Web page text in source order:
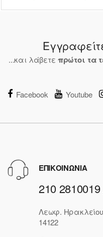
...και λάβετε πρώτοι τα
Facebook Youtube
ΕΠΙΚΟΙΝΩΝΙΑ
210
Λεωφ. Ηρακλείου
14122